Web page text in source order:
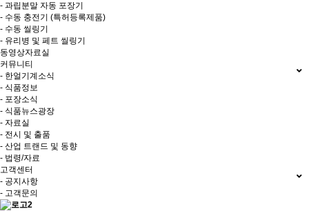
- 과립분말 자동 포장기
- 수동 충전기 (특허등록제품)
- 수동 씰링기
- 유리병 및 페트 씰링기
동영상자료실
커뮤니티
- 한얼기계소식
- 식품정보
- 포장소식
- 식품뉴스광장
- 자료실
- 전시 및 출품
- 산업 트랜드 및 동향
- 법령/자료
고객센터
- 공지사항
- 고객문의